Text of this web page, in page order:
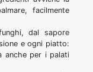
facilmente
dal sapore
e ogni piatto:
anche per i palati